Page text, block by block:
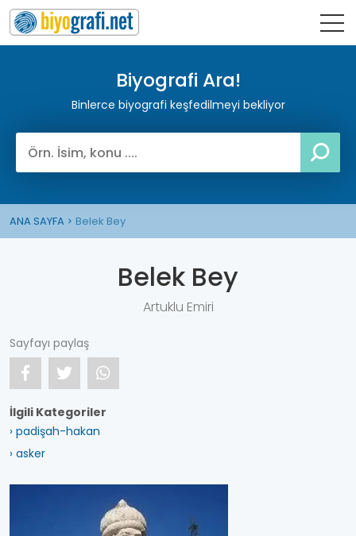
Biyografi Ara!
Binlerce biyografi keşfedilmeyi bekliyor
ANA SAYFA Belek Bey
Belek Bey
Artuklu Emiri
Sayfayı paylaş
İlgili Kategoriler
› padişah-hakan
› asker